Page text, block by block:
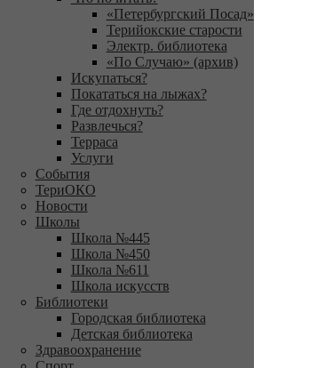
«Петербургский Посад»
Терийокские старости
Электр. библиотека
«По Случаю» (архив)
Искупаться?
Покататься на лыжах?
Где отдохнуть?
Развлечься?
Терраса
Услуги
События
ТериОКО
Новости
Школы
Школа №445
Школа №450
Школа №611
Школа искусств
Библиотеки
Городская библиотека
Детская библиотека
Здравоохранение